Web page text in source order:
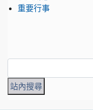
重要行事